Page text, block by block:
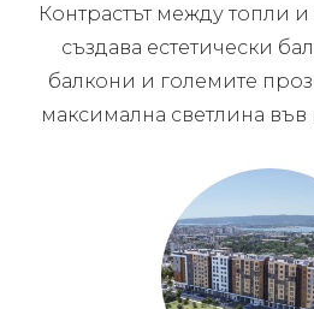
Контрастът между топли
създава естетически
балкони и големите
максимална светлина във